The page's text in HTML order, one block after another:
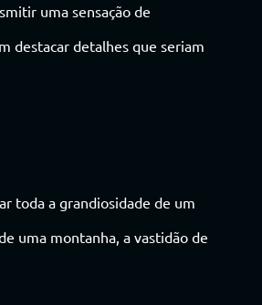
uma sensação de
destacar detalhes que seriam
toda a grandiosidade de um
uma montanha, a vastidão de